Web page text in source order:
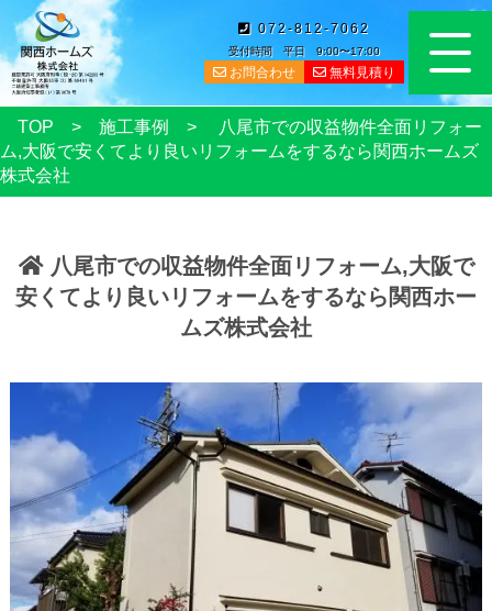
072-812-7062
受付時間 平日 9:00〜17:00
お問合わせ 無料見積り
TOP 施工事例
八尾市での収益物件全面リフォー
ム,大阪で安くてより良いリフォームをするなら関西ホームズ
株式会社
八尾市での収益物件全面リフォーム,大阪で
安くてより良いリフォームをするなら関西ホー
ムズ株式会社